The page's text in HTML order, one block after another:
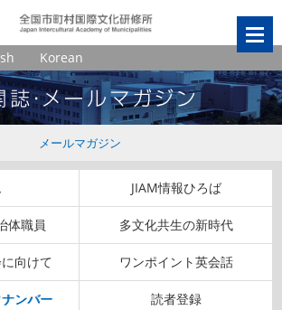
Korean
メールマガジン
JIAM情報ひろば
体職員 多文化共生の新時代
向けて ワンポイント英会話
ンバー 読者登録